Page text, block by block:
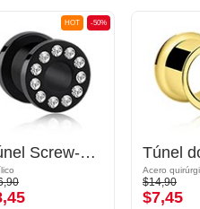
-50%
HOT
Túnel Screw-on (acrílico, negro) con brillantes
$14,90
$7,45